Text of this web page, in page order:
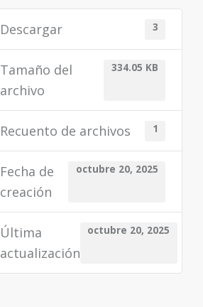
Descargar 3
Tamaño del
archivo
334.05 KB
Recuento de archivos 1
Fecha de
creación
octubre 20, 2025
Última
actualización
octubre 20, 2025